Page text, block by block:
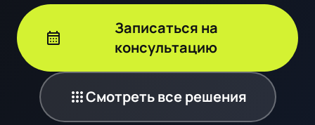
calendar_month
Записаться на
консультацию
appsСмотреть все решения